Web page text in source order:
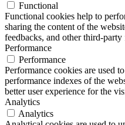
Functional
Functional cookies help to
sharing the content of the
feedbacks, and other third-party
Performance
Performance
Performance cookies are used
performance indexes of the
better user experience for the
Analytics
Analytics